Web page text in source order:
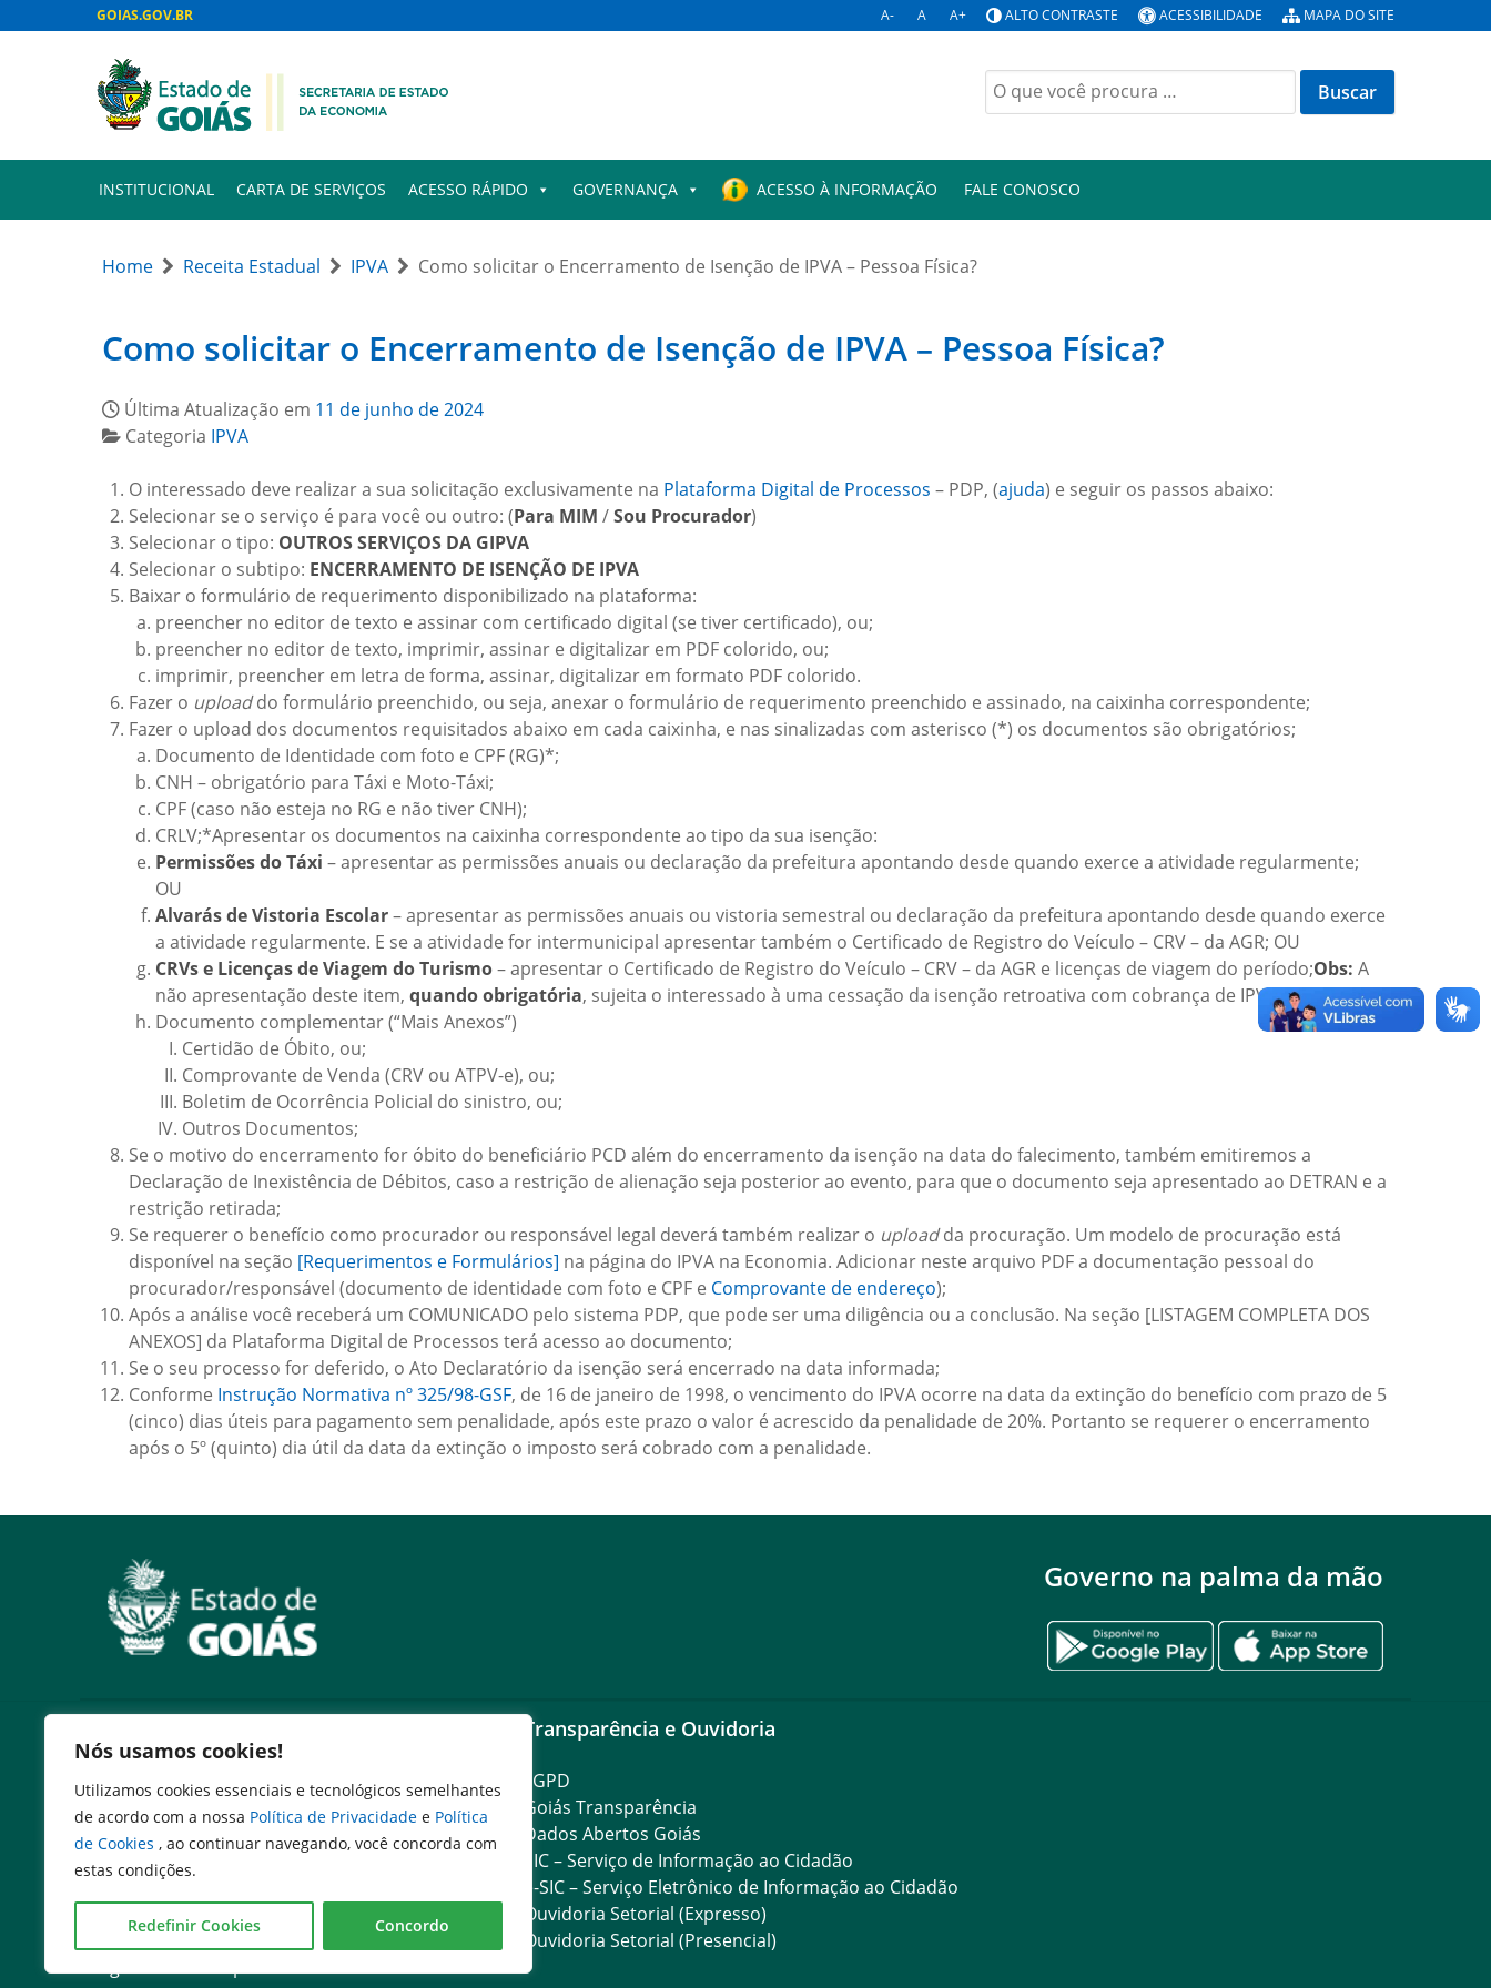
Nós usamos cookies!
Utilizamos cookies essenciais e tecnológicos semelhantes
de acordo com a nossa Política de Privacidade e Política
de Cookies , ao continuar navegando, você concorda com
estas condições.
Redefinir Cookies Concordo
GOIAS.GOV.BR A- A A+ ALTO CONTRASTE ACESSIBILIDADE MAPA DO SITE
INSTITUCIONAL CARTA DE SERVIÇOS ACESSO RÁPIDO GOVERNANÇA ACESSO À INFORMAÇÃO FALE CONOSCO
Home Receita Estadual IPVA Como solicitar o Encerramento de Isenção de IPVA – Pessoa Física?
Como solicitar o Encerramento de Isenção de IPVA – Pessoa Física?
Última Atualização em 11 de junho de 2024
Categoria IPVA
O interessado deve realizar a sua solicitação exclusivamente na Plataforma Digital de Processos – PDP, (ajuda) e seguir os passos abaixo:
Selecionar se o serviço é para você ou outro: (Para MIM /Sou Procurador)
Selecionar o tipo: OUTROS SERVIÇOS DA GIPVA
Selecionar o subtipo: ENCERRAMENTO DE ISENÇÃO DE IPVA
Baixar o formulário de requerimento disponibilizado na plataforma:
preencher no editor de texto e assinar com certificado digital (se tiver certificado), ou;
preencher no editor de texto, imprimir, assinar e digitalizar em PDF colorido, ou;
imprimir, preencher em letra de forma, assinar, digitalizar em formato PDF colorido.
Fazer o uploaddo formulário preenchido, ou seja, anexar o formulário de requerimento preenchido e assinado, na caixinha correspondente;
Fazer o upload dos documentos requisitados abaixo em cada caixinha, e nas sinalizadas com asterisco (*) os documentos são obrigatórios;
Documento de Identidade com foto e CPF (RG)*;
CNH – obrigatório para Táxi e Moto-Táxi;
CPF (caso não esteja no RG e não tiver CNH);
CRLV;*Apresentar os documentos na caixinha correspondente ao tipo da sua isenção:
Permissões do Táxi – apresentar as permissões anuais ou declaração da prefeitura apontando desde quando exerce a atividade regularmente;
OU
Alvarás de Vistoria Escolar– apresentar as permissões anuais ou vistoria semestral ou declaração da prefeitura apontando desde quando exerce
a atividade regularmente. E se a atividade for intermunicipal apresentar também o Certificado de Registro do Veículo – CRV – da AGR; OU
CRVs e Licenças de Viagem do Turismo– apresentar o Certificado de Registro do Veículo – CRV – da AGR e licenças de viagem do período;Obs: A
não apresentação deste item, quando obrigatória, sujeita o interessado à uma cessação da isenção retroativa com cobrança de IPVA.
Documento complementar (“Mais Anexos”)
Certidão de Óbito, ou;
Comprovante de Venda (CRV ou ATPV-e), ou;
Boletim de Ocorrência Policial do sinistro, ou;
Outros Documentos;
Se o motivo do encerramento for óbito do beneficiário PCD além do encerramento da isenção na data do falecimento, também emitiremos a
Declaração de Inexistência de Débitos, caso a restrição de alienação seja posterior ao evento, para que o documento seja apresentado ao DETRAN e a
restrição retirada;
Se requerer o benefício como procurador ou responsável legal deverá também realizar o uploadda procuração. Um modelo de procuração está
disponível na seção [Requerimentos e Formulários] na página do IPVA na Economia. Adicionar neste arquivo PDF a documentação pessoal do
procurador/responsável (documento de identidade com foto e CPF e Comprovante de endereço);
Após a análise você receberá um COMUNICADO pelo sistema PDP, que pode ser uma diligência ou a conclusão. Na seção [LISTAGEM COMPLETA DOS
ANEXOS] da Plataforma Digital de Processos terá acesso ao documento;
Se o seu processo for deferido, o Ato Declaratório da isenção será encerrado na data informada;
Conforme Instrução Normativa nº 325/98-GSF, de 16 de janeiro de 1998, o vencimento do IPVA ocorre na data da extinção do benefício com prazo de 5
(cinco) dias úteis para pagamento sem penalidade, após este prazo o valor é acrescido da penalidade de 20%. Portanto se requerer o encerramento
após o 5º (quinto) dia útil da data da extinção o imposto será cobrado com a penalidade.
Governo na palma da mão
Expresso Goiás
Expresso Aplicações
Expresso Servidor
SEI Governadoria
Cadastro de Autoridades
Escola de Governo
Transparência e Ouvidoria
LGPD
Goiás Transparência
Dados Abertos Goiás
SIC – Serviço de Informação ao Cidadão
e-SIC – Serviço Eletrônico de Informação ao Cidadão
Ouvidoria Setorial (Expresso)
Ouvidoria Setorial (Presencial)